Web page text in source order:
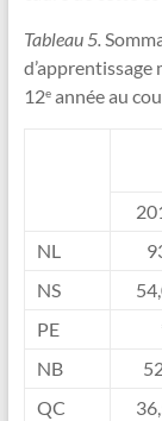
Tableau 5.
d’apprentissage
12eannée au
NL
NS
PE
NB
QC